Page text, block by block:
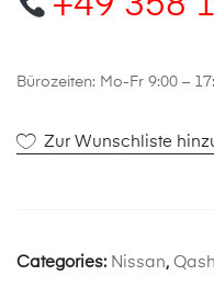
Bürozeiten: Mo-Fr 9:00 –
Zur Wunschliste
Categories: Nissan,